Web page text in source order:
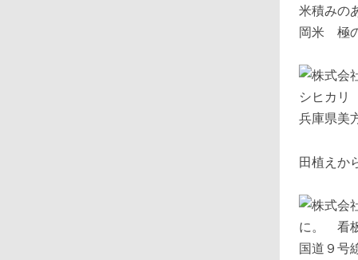
米積みの
岡米 極
兵庫県美
田植えか
国道９号